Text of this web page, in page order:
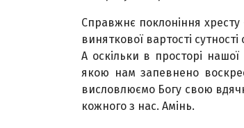
Справжнє поклоніння хресту
виняткової вартості
А оскільки в просторі
якою нам запевнено
висловлюємо Богу свою
кожного з нас. Амінь.